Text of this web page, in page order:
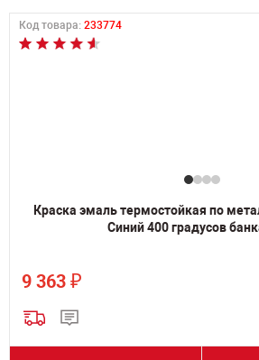
Код товара: 233774
Краска эмаль термостойкая по
Синий 400 градусов
9 363 ₽